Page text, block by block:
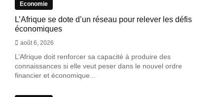
Economie
L’Afrique se dote d’un réseau pour relever les défis
économiques
août 6, 2026
L’Afrique doit renforcer sa capacité à produire des
connaissances si elle veut peser dans le nouvel ordre
financier et économique...